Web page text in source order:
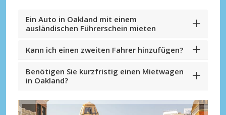
Ein Auto in Oakland mit einem
ausländischen Führerschein mieten
Kann ich einen zweiten Fahrer hinzufügen?
Benötigen Sie kurzfristig einen Mietwagen
in Oakland?